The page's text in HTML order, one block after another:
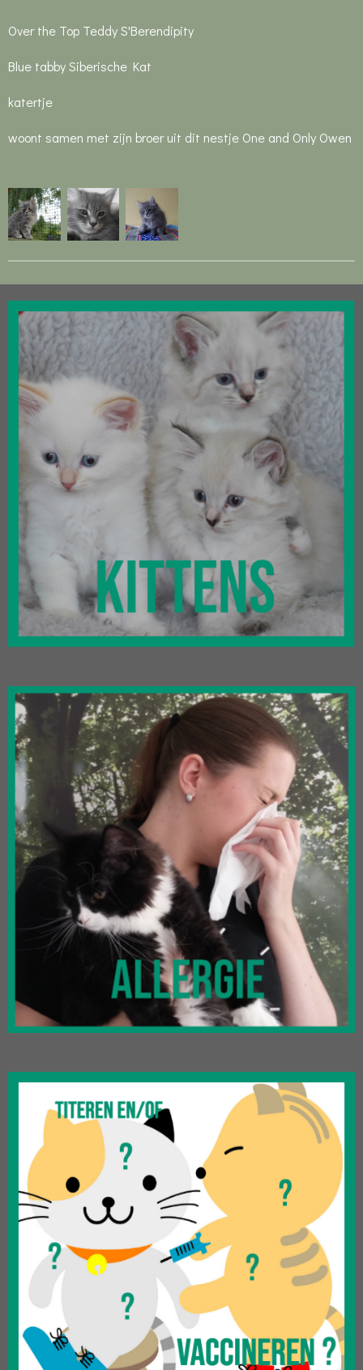
Over the Top Teddy S'Berendipity
Blue tabby Siberische Kat
katertje
woont samen met zijn broer uit dit nestje One and Only Owen